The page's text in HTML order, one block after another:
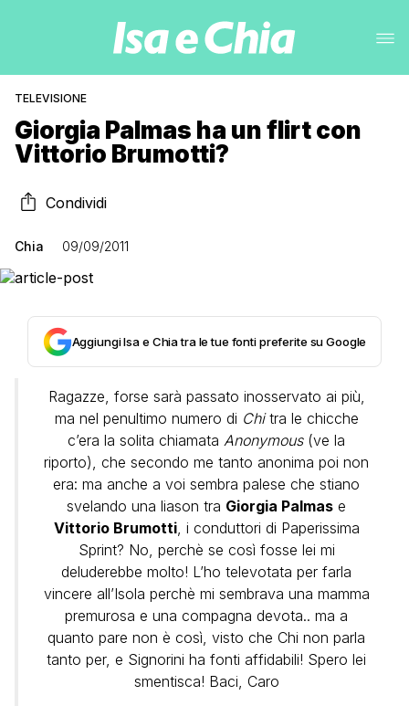
TELEVISIONE
Giorgia Palmas ha un flirt con
Vittorio Brumotti?
Condividi
Chia 09/09/2011
Aggiungi Isa e Chia tra le tue fonti preferite su Google
Ragazze, forse sarà passato inosservato ai più,
ma nel penultimo numero di Chitra le chicche
c’era la solita chiamata Anonymous (ve la
riporto), che secondo me tanto anonima poi non
era: ma anche a voi sembra palese che stiano
svelando una liason tra Giorgia Palmas e
Vittorio Brumotti, i conduttori di Paperissima
Sprint? No, perchè se così fosse lei mi
deluderebbe molto! L’ho televotata per farla
vincere all’Isola perchè mi sembrava una mamma
premurosa e una compagna devota.. ma a
quanto pare non è così, visto che Chi non parla
tanto per, e Signorini ha fonti affidabili! Spero lei
smentisca! Baci, Caro